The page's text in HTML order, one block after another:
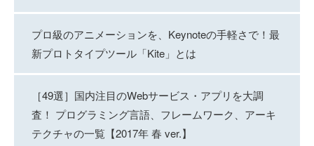
プロ級のアニメーションを、Keynoteの手軽さで！最
新プロトタイプツール「Kite」とは
［49選］国内注目のWebサービス・アプリを大調
査！ プログラミング言語、フレームワーク、アーキ
テクチャの一覧【2017年 春 ver.】